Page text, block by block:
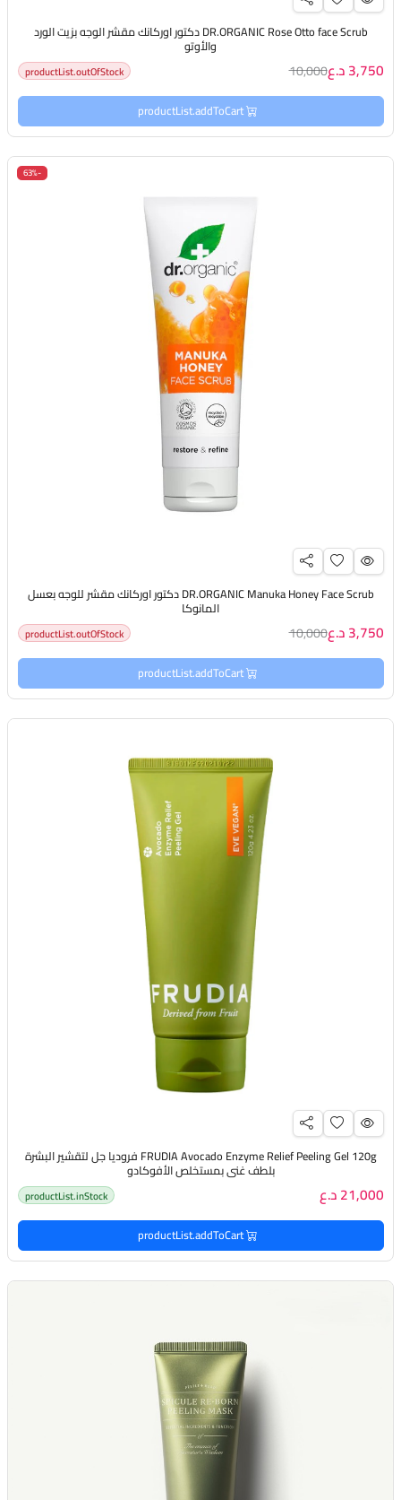
DR.ORGANIC Rose Otto face Scrub دكتور اوركانك مقشر الوجه بزيت الورد
والأوتو
3,750 د.ع 10,000
productList.outOfStock
productList.addToCart
-63%
DR.ORGANIC Manuka Honey Face Scrub دكتور اوركانك مقشر للوجه بعسل
المانوكا
3,750 د.ع 10,000
productList.outOfStock
productList.addToCart
FRUDIA Avocado Enzyme Relief Peeling Gel 120g فروديا جل لتقشير البشرة
بلطف غني بمستخلص الأفوكادو
21,000 د.ع productList.inStock
productList.addToCart